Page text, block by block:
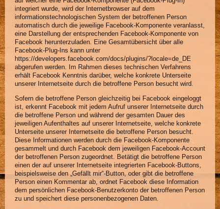
integriert wurde, wird der Internetbrowser auf dem
informationstechnologischen System der betroffenen Person
automatisch durch die jeweilige Facebook-Komponente veranlasst,
eine Darstellung der entsprechenden Facebook-Komponente von
Facebook herunterzuladen. Eine Gesamtübersicht über alle
Facebook-Plug-Ins kann unter
https://developers.facebook.com/docs/plugins/?locale=de_DE
abgerufen werden. Im Rahmen dieses technischen Verfahrens
erhält Facebook Kenntnis darüber, welche konkrete Unterseite
unserer Internetseite durch die betroffene Person besucht wird.
Sofern die betroffene Person gleichzeitig bei Facebook eingeloggt
ist, erkennt Facebook mit jedem Aufruf unserer Internetseite durch
die betroffene Person und während der gesamten Dauer des
jeweiligen Aufenthaltes auf unserer Internetseite, welche konkrete
Unterseite unserer Internetseite die betroffene Person besucht.
Diese Informationen werden durch die Facebook-Komponente
gesammelt und durch Facebook dem jeweiligen Facebook-Account
der betroffenen Person zugeordnet. Betätigt die betroffene Person
einen der auf unserer Internetseite integrierten Facebook-Buttons,
beispielsweise den „Gefällt mir“-Button, oder gibt die betroffene
Person einen Kommentar ab, ordnet Facebook diese Information
dem persönlichen Facebook-Benutzerkonto der betroffenen Person
zu und speichert diese personenbezogenen Daten.